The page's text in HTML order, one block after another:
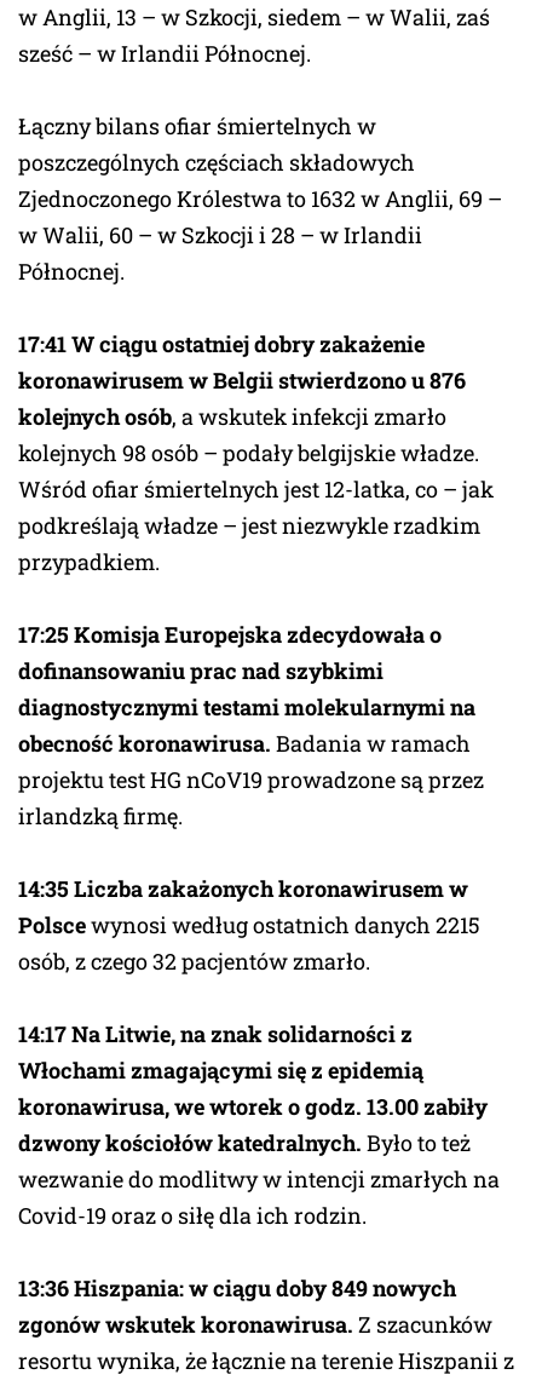
w Anglii, 13 – w Szkocji, siedem – w Walii, zaś
sześć – w Irlandii Północnej.
Łączny bilans ofiar śmiertelnych w
poszczególnych częściach składowych
Zjednoczonego Królestwa to 1632 w Anglii, 69 –
w Walii, 60 – w Szkocji i 28 – w Irlandii
Północnej.
17:41 W ciągu ostatniej dobry zakażenie
koronawirusem w Belgii stwierdzono u 876
kolejnych osób, a wskutek infekcji zmarło
kolejnych 98 osób – podały belgijskie władze.
Wśród ofiar śmiertelnych jest 12-latka, co – jak
podkreślają władze – jest niezwykle rzadkim
przypadkiem.
17:25 Komisja Europejska zdecydowała o
dofinansowaniu prac nad szybkimi
diagnostycznymi testami molekularnymi na
obecność koronawirusa. Badania w ramach
projektu test HG nCoV19 prowadzone są przez
irlandzką firmę.
14:35 Liczba zakażonych koronawirusem w
Polscewynosi według ostatnich danych 2215
osób, z czego 32 pacjentów zmarło.
14:17 Na Litwie, na znak solidarności z
Włochami zmagającymi się z epidemią
koronawirusa, we wtorek o godz. 13.00 zabiły
dzwony kościołów katedralnych. Było to też
wezwanie do modlitwy w intencji zmarłych na
Covid-19 oraz o siłę dla ich rodzin.
13:36 Hiszpania: w ciągu doby 849 nowych
zgonów wskutek koronawirusa. Z szacunków
resortu wynika, że łącznie na terenie Hiszpanii z